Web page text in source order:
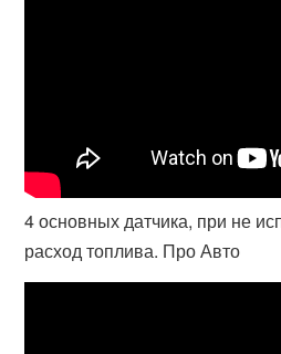
4 основных датчика, при не
расход топлива. Про Авто